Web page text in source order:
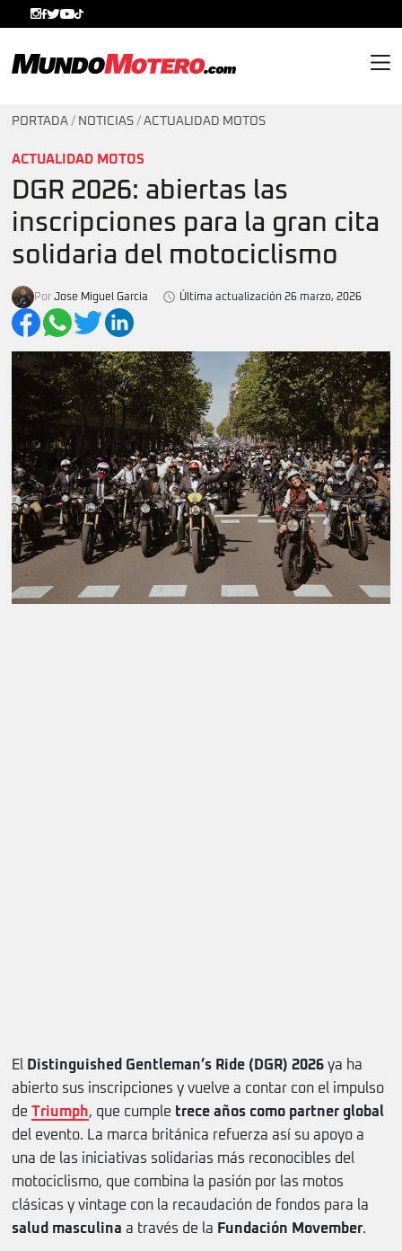
PORTADA / NOTICIAS / ACTUALIDAD MOTOS
ACTUALIDAD MOTOS
DGR 2026: abiertas las
inscripciones para la gran cita
solidaria del motociclismo
Por Jose Miguel Garcia Última actualización 26 marzo, 2026
El Distinguished Gentleman’s Ride (DGR) 2026 ya ha
abierto sus inscripciones y vuelve a contar con el impulso
de Triumph, que cumple trece años como partner global
del evento. La marca británica refuerza así su apoyo a
una de las iniciativas solidarias más reconocibles del
motociclismo, que combina la pasión por las motos
clásicas y vintage con la recaudación de fondos para la
salud masculina a través de la Fundación Movember.